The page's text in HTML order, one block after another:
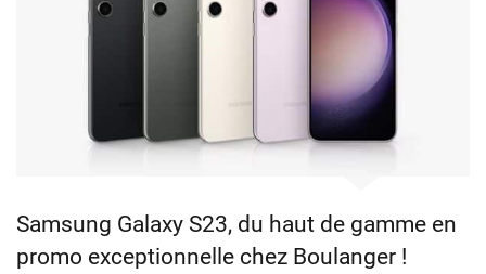
Samsung Galaxy S23, du haut de gamme en
promo exceptionnelle chez Boulanger !